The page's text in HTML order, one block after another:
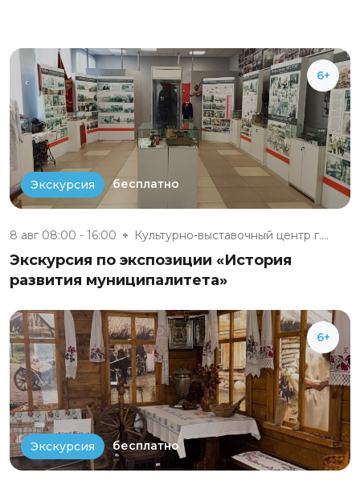
6+
Экскурсия бесплатно
8 авг 08:00 - 16:00 Культурно-выставочный центр г....
Экскурсия по экспозиции «История
развития муниципалитета»
6+
Экскурсия бесплатно